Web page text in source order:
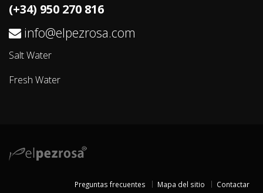
(+34) 950 270 816
info@elpezrosa.com
Salt Water
Fresh Water
Preguntas frecuentes Mapa del sitio Contactar